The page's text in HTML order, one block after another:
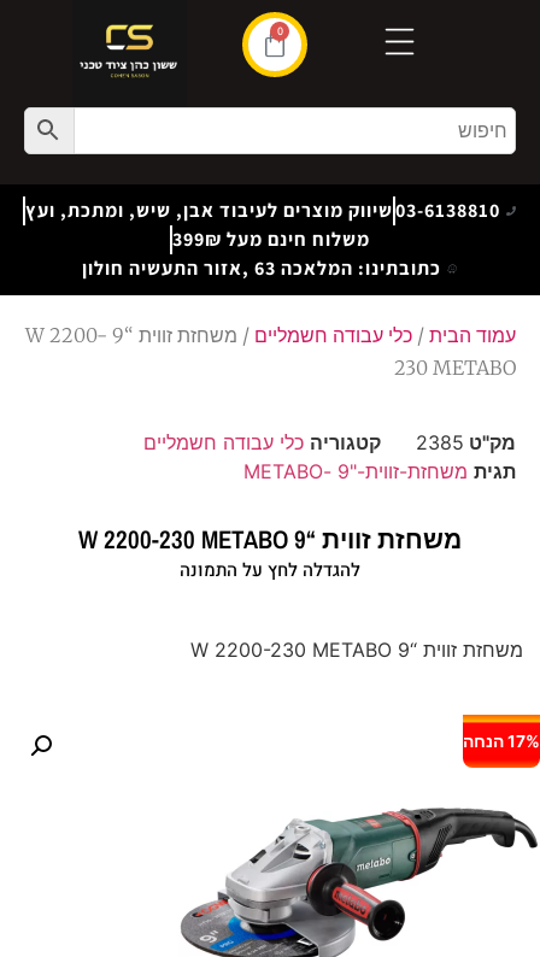
0
03-6138810שיווק מוצרים לעיבוד אבן, שיש, ומתכת, ועץ
משלוח חינם מעל 399₪
כתובתינו: המלאכה 63 ,אזור התעשיה חולון
עמוד הבית / כלי עבודה חשמליים
/ משחזת זווית “9 W 2200-
230 METABO
מק"ט 2385 קטגוריה כלי עבודה חשמליים
תגית משחזת-זווית-"9 -METABO
משחזת זווית “9 W 2200-230 METABO
להגדלה לחץ על התמונה
משחזת זווית “9 W 2200-230 METABO
17% הנחה